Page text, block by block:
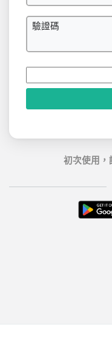
驗證碼
初次使用，